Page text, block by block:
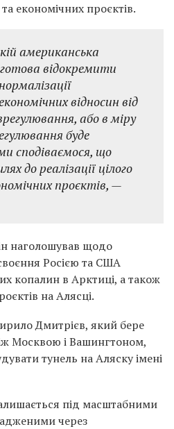
економічних проєктів.
американська
відокремити
відносин від
або в міру
буде
сподіваємося, що
до реалізації цілого
проєктів, —
наголошував щодо
Росією та США
копалин в Арктиці, а також
на Алясці.
Дмитрієв, який бере
Москвою і Вашингтоном,
тунель на Аляску імені
під масштабними
через